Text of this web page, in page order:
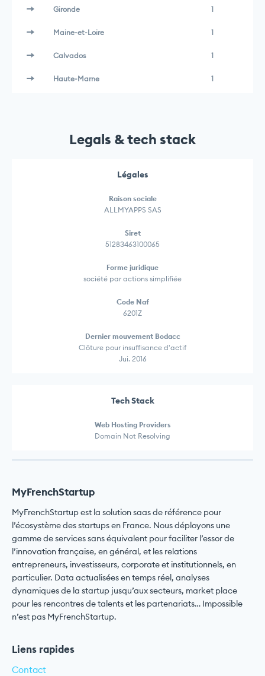
Gironde 1
Maine-et-Loire 1
Calvados 1
Haute-Marne 1
Legals & tech stack
Légales
Raison sociale
ALLMYAPPS SAS
Siret
51283463100065
Forme juridique
société par actions simplifiée
Code Naf
6201Z
Dernier mouvement Bodacc
Clôture pour insuffisance d'actif
Jui. 2016
Tech Stack
Web Hosting Providers
Domain Not Resolving
MyFrenchStartup
MyFrenchStartup est la solution saas de référence pour
l’écosystème des startups en France. Nous déployons une
gamme de services sans équivalent pour faciliter l’essor de
l’innovation française, en général, et les relations
entrepreneurs, investisseurs, corporate et institutionnels, en
particulier. Data actualisées en temps réel, analyses
dynamiques de la startup jusqu’aux secteurs, market place
pour les rencontres de talents et les partenariats… Impossible
n’est pas MyFrenchStartup.
Liens rapides
Contact